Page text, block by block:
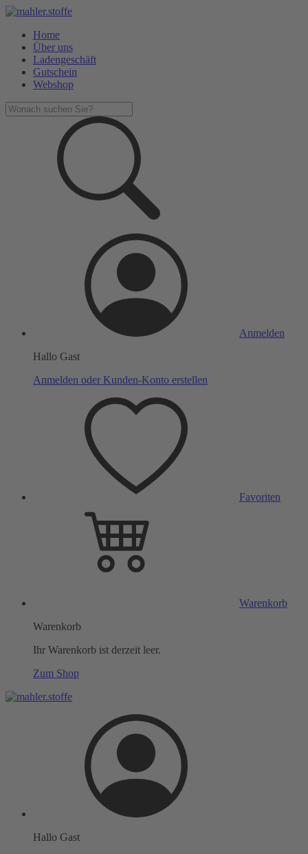
Home
Über uns
Ladengeschäft
Gutschein
Webshop
Anmelden
Hallo Gast
Anmelden oder Kunden-Konto erstellen
Favoriten
Warenkorb
Warenkorb
Ihr Warenkorb ist derzeit leer.
Zum Shop
Hallo Gast